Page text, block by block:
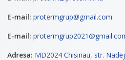
E-mail: protermgrup@gmail.com
E-mail:
Adresa: MD2024 Chisinau, str.